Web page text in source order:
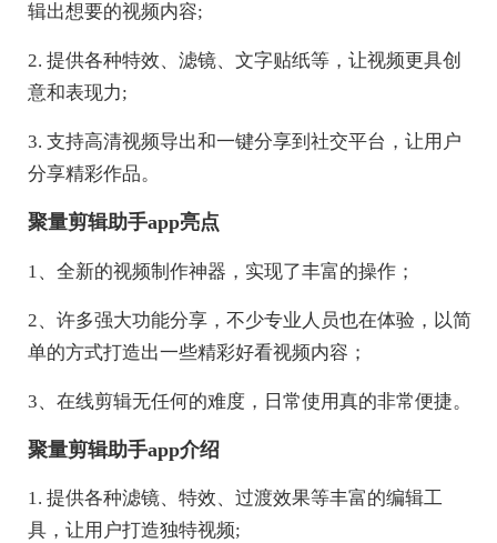
辑出想要的视频内容;
2. 提供各种特效、滤镜、文字贴纸等，让视频更具创
意和表现力;
3. 支持高清视频导出和一键分享到社交平台，让用户
分享精彩作品。
聚量剪辑助手app亮点
1、全新的视频制作神器，实现了丰富的操作；
2、许多强大功能分享，不少专业人员也在体验，以简
单的方式打造出一些精彩好看视频内容；
3、在线剪辑无任何的难度，日常使用真的非常便捷。
聚量剪辑助手app介绍
1. 提供各种滤镜、特效、过渡效果等丰富的编辑工
具，让用户打造独特视频;